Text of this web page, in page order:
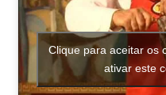
Clique para aceitar os
ativar este